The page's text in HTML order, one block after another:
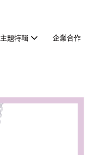
主題特輯 企業合作